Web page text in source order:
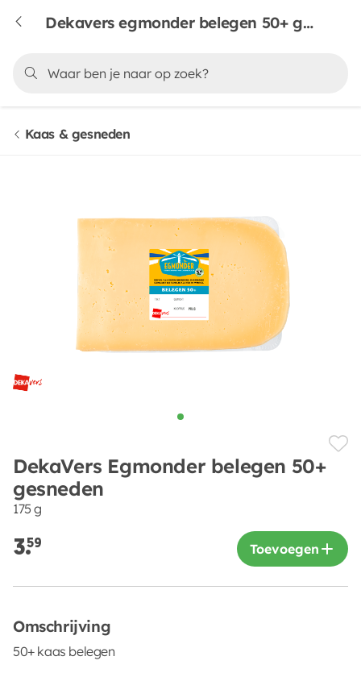
Dekavers egmonder belegen 50+ gesneden
Kaas & gesneden
DekaVers Egmonder belegen 50+
gesneden
175 g
3.59 Toevoegen
Omschrijving
50+ kaas belegen